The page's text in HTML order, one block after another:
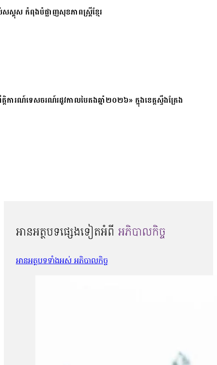
គុស កំពុងបំផ្លាញសុខភាពស្ត្រីខ្មែរ
ារណ៍ទេសចរណ៍រដូវកាលបៃតងឆ្នាំ២០២៦» ក្នុងខេត្តស្ទឹងត្រែង
អានអត្ថបទផ្សេងទៀតអំពី អភិបាលកិច្ច
អានអត្ថបទទាំងអស់ អភិបាលកិច្ច